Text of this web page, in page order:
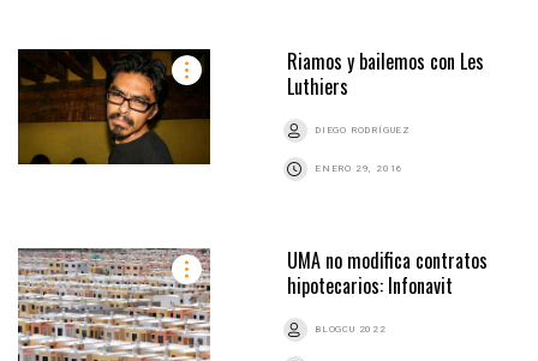
Riamos y bailemos con Les
Luthiers
DIEGO RODRÍGUEZ
ENERO 29, 2016
UMA no modifica contratos
hipotecarios: Infonavit
BLOGCU 2022